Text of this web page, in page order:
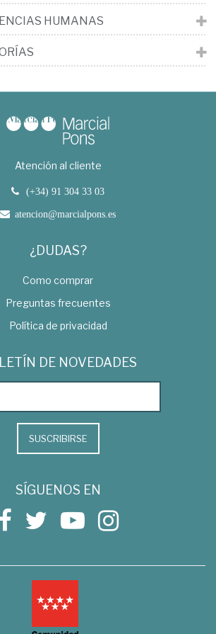
HUMANAS
Atención al cliente
(+34) 91 304 33 03
atencion@marcialpons.es
¿DUDAS?
Como comprar
Preguntas frecuentes
Política de privacidad
DE NOVEDADES
SUSCRIBIRSE
SÍGUENOS EN